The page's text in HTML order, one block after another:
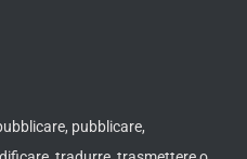
pubblicare,